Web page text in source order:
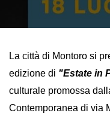
La città di Montoro si
edizione di "Estate in
culturale promossa
Contemporanea di via